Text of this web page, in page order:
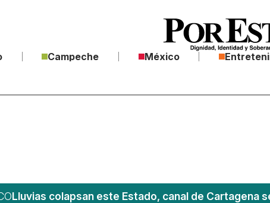
Campeche México
Lluvias colapsan este Estado, canal de Cartagena